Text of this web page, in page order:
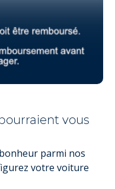
vous
parmi nos
votre voiture